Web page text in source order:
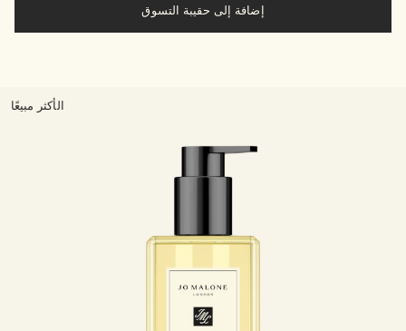
إضافة إلى حقيبة التسوق
الأكثر مبيعًا